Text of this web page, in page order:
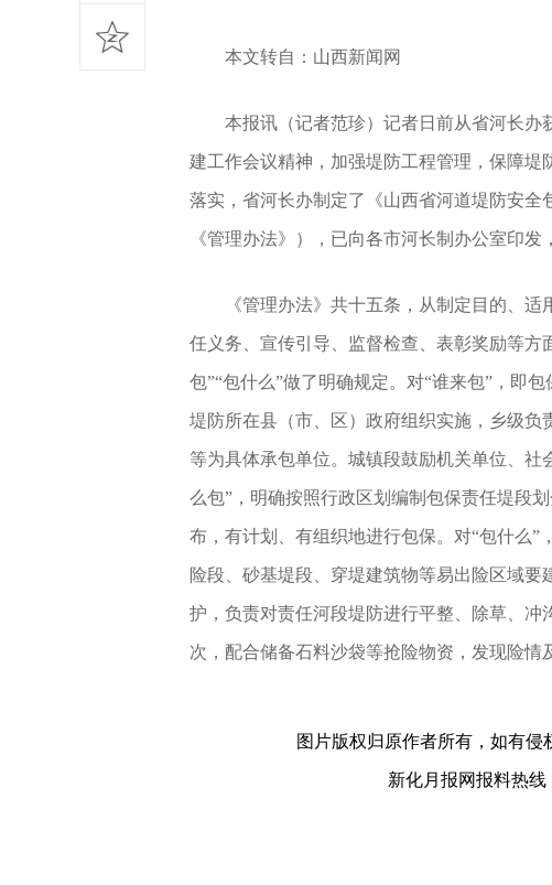
本文转自：山西新闻网
本报讯（记者范珍）记者日前从省河长
建工作会议精神，加强堤防工程管理，保障
落实，省河长办制定了《山西省河道堤防安
《管理办法》），已向各市河长制办公室印发
《管理办法》共十五条，从制定目的、
任义务、宣传引导、监督检查、表彰奖励等方
包”“包什么”做了明确规定。对“谁来包”，即
堤防所在县（市、区）政府组织实施，乡级
等为具体承包单位。城镇段鼓励机关单位、
么包”，明确按照行政区划编制包保责任堤段
布，有计划、有组织地进行包保。对“包什么”
险段、砂基堤段、穿堤建筑物等易出险区域
护，负责对责任河段堤防进行平整、除草、
次，配合储备石料沙袋等抢险物资，发现险情
图片版权归原作者所有，如有侵
新化月报网报料热线